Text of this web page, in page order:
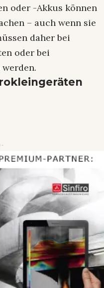
oder -Akkus können
– auch wenn sie
daher bei
oder bei
-